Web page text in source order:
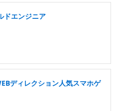
ドエンジニア
ディレクション人気スマホゲ